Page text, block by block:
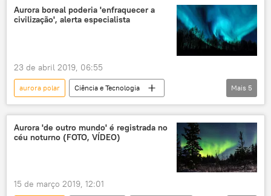
Japão
Aurora boreal poderia 'enfraquecer a
civilização', alerta especialista
23 de abril 2019, 06:55
aurora polar
Ciência e Tecnologia
Sociedade
Notícias
aurora boreal
Mais 5
Aurora 'de outro mundo' é registrada no
céu noturno (FOTO, VÍDEO)
15 de março 2019, 12:01